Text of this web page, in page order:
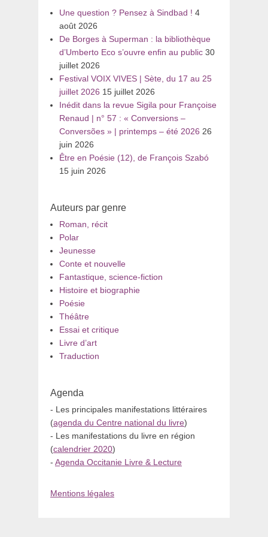
Une question ? Pensez à Sindbad ! 4
août 2026
De Borges à Superman : la bibliothèque
d’Umberto Eco s’ouvre enfin au public 30
juillet 2026
Festival VOIX VIVES | Sète, du 17 au 25
juillet 2026 15 juillet 2026
Inédit dans la revue Sigila pour Françoise
Renaud | n° 57 : « Conversions –
Conversões » | printemps – été 2026 26
juin 2026
Être en Poésie (12), de François Szabó
15 juin 2026
Auteurs par genre
Roman, récit
Polar
Jeunesse
Conte et nouvelle
Fantastique, science-fiction
Histoire et biographie
Poésie
Théâtre
Essai et critique
Livre d’art
Traduction
Agenda
- Les principales manifestations littéraires
(agenda du Centre national du livre)
- Les manifestations du livre en région
(calendrier 2020)
- Agenda Occitanie Livre & Lecture
Mentions légales